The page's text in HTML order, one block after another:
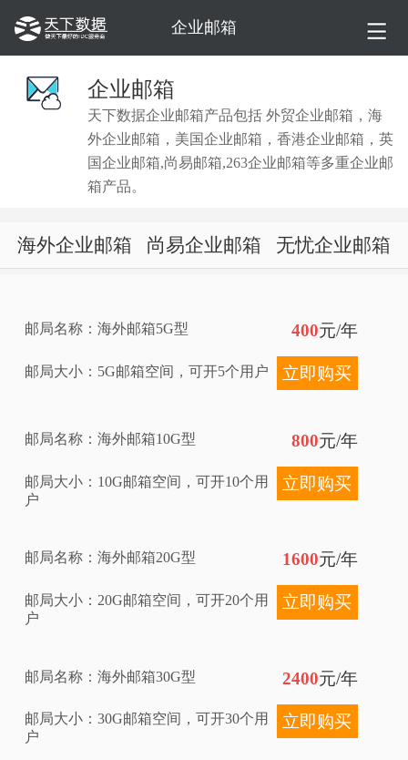
企业邮箱
企业邮箱
天下数据企业邮箱产品包括 外贸企业邮箱，海
外企业邮箱，美国企业邮箱，香港企业邮箱，英
国企业邮箱,尚易邮箱,263企业邮箱等多重企业邮
箱产品。
海外企业邮箱 尚易企业邮箱 无忧企业邮箱
邮局名称：海外邮箱5G型
邮局大小：5G邮箱空间，可开5个用户
400元/年
立即购买
邮局名称：海外邮箱10G型
邮局大小：10G邮箱空间，可开10个用
户
800元/年
立即购买
邮局名称：海外邮箱20G型
邮局大小：20G邮箱空间，可开20个用
户
1600元/年
立即购买
邮局名称：海外邮箱30G型
邮局大小：30G邮箱空间，可开30个用
户
2400元/年
立即购买